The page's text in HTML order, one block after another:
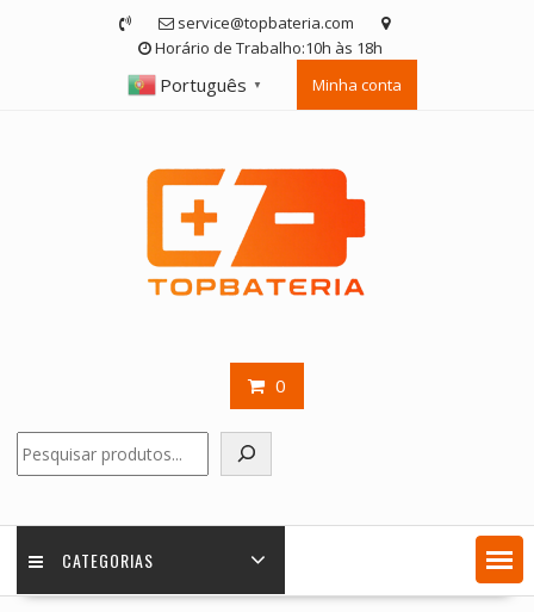
service@topbateria.com
Horário de Trabalho:10h às 18h
Português ▼ Minha conta
0
CATEGORIAS